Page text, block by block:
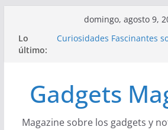
contenido
domingo, agosto 9,
Lo
último:
Curiosidades Fascinantes
Mediterránea
La Influencia del Streetwear
Actual
La Unión Europea: Una
Gadgets
Magazine sobre los gadgets y